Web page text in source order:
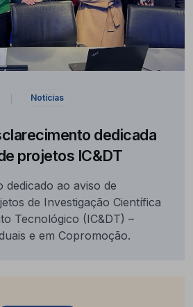
Notícias
dedicada
projetos IC&DT
dedicado ao aviso de
de Investigação Científica
Tecnológico (IC&DT) –
e em Copromoção.